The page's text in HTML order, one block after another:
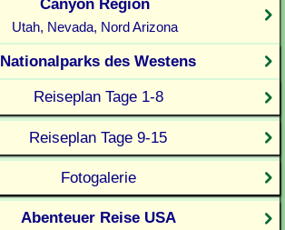
Utah, Nevada, Nord Arizona
Nationalparks des Westens
Reiseplan Tage 1-8
Reiseplan Tage 9-15
Fotogalerie
Abenteuer Reise USA